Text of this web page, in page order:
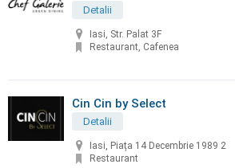
Detalii
Iasi, Str. Palat 3F
Restaurant, Cafenea
Cin Cin by Select
Detalii
Iasi, Piața 14 Decembrie 1989 2
Restaurant